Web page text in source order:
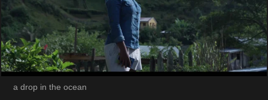
a drop in the ocean